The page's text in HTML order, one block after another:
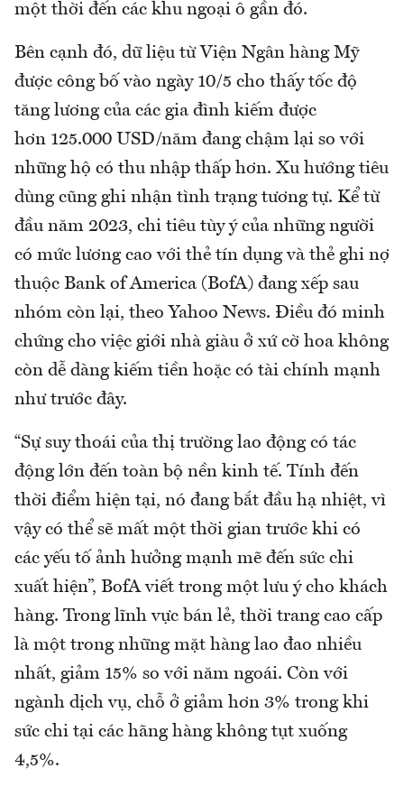
một thời đến các khu ngoại ô gần đó.
Bên cạnh đó, dữ liệu từ Viện Ngân hàng Mỹ
được công bố vào ngày 10/5 cho thấy tốc độ
tăng lương của các gia đình kiếm được
hơn 125.000 USD/năm đang chậm lại so với
những hộ có thu nhập thấp hơn. Xu hướng tiêu
dùng cũng ghi nhận tình trạng tương tự. Kể từ
đầu năm 2023, chi tiêu tùy ý của những người
có mức lương cao với thẻ tín dụng và thẻ ghi nợ
thuộc Bank of America (BofA) đang xếp sau
nhóm còn lại, theo Yahoo News. Điều đó minh
chứng cho việc giới nhà giàu ở xứ cờ hoa không
còn dễ dàng kiếm tiền hoặc có tài chính mạnh
như trước đây.
“Sự suy thoái của thị trường lao động có tác
động lớn đến toàn bộ nền kinh tế. Tính đến
thời điểm hiện tại, nó đang bắt đầu hạ nhiệt, vì
vậy có thể sẽ mất một thời gian trước khi có
các yếu tố ảnh hưởng mạnh mẽ đến sức chi
xuất hiện”, BofA viết trong một lưu ý cho khách
hàng. Trong lĩnh vực bán lẻ, thời trang cao cấp
là một trong những mặt hàng lao đao nhiều
nhất, giảm 15% so với năm ngoái. Còn với
ngành dịch vụ, chỗ ở giảm hơn 3% trong khi
sức chi tại các hãng hàng không tụt xuống
4,5%.